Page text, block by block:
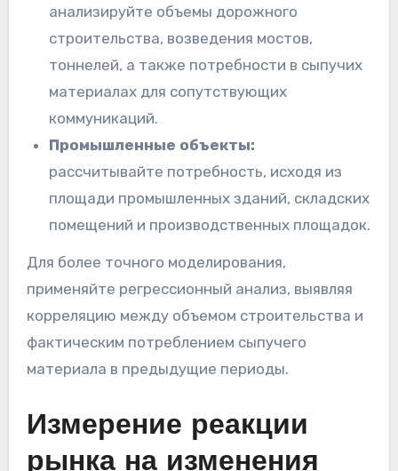
анализируйте объемы дорожного
строительства, возведения мостов,
тоннелей, а также потребности в сыпучих
материалах для сопутствующих
коммуникаций.
Промышленные объекты:
рассчитывайте потребность, исходя из
площади промышленных зданий, складских
помещений и производственных площадок.
Для более точного моделирования,
применяйте регрессионный анализ, выявляя
корреляцию между объемом строительства и
фактическим потреблением сыпучего
материала в предыдущие периоды.
Измерение реакции
рынка на изменения